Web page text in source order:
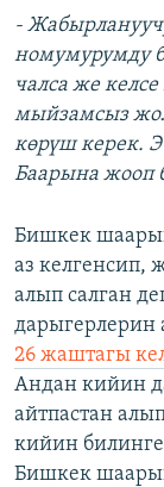
-
номумурумду
чалса же
мыйзамсыз
көрүш керек.
Баарына жооп
Бишкек
аз
алып салган
дарыгерлерин
26 жаштагы
Андан кийин
айтпастан
кийин
Бишкек